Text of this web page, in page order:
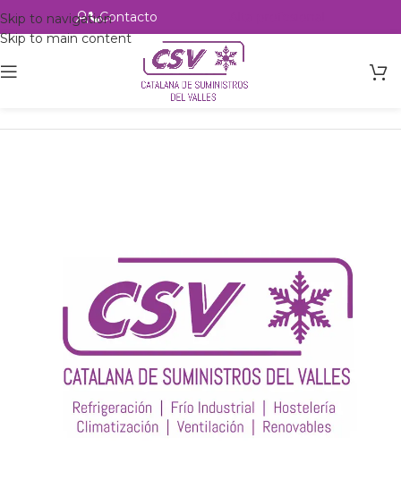
Skip to navigation
Skip to main content
Contacto
csvalles